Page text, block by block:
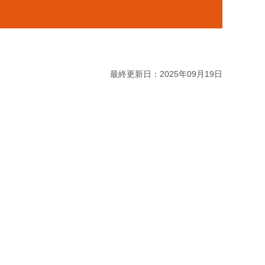
最終更新日：2025年09月19日